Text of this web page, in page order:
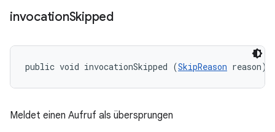
invocationSkipped
public void invocationSkipped (SkipReason reason)
Meldet einen Aufruf als übersprungen